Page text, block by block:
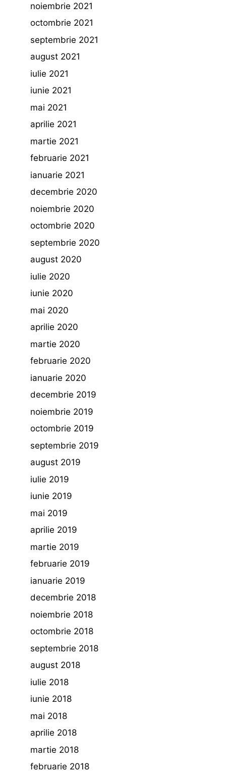
noiembrie 2021
octombrie 2021
septembrie 2021
august 2021
iulie 2021
iunie 2021
mai 2021
aprilie 2021
martie 2021
februarie 2021
ianuarie 2021
decembrie 2020
noiembrie 2020
octombrie 2020
septembrie 2020
august 2020
iulie 2020
iunie 2020
mai 2020
aprilie 2020
martie 2020
februarie 2020
ianuarie 2020
decembrie 2019
noiembrie 2019
octombrie 2019
septembrie 2019
august 2019
iulie 2019
iunie 2019
mai 2019
aprilie 2019
martie 2019
februarie 2019
ianuarie 2019
decembrie 2018
noiembrie 2018
octombrie 2018
septembrie 2018
august 2018
iulie 2018
iunie 2018
mai 2018
aprilie 2018
martie 2018
februarie 2018